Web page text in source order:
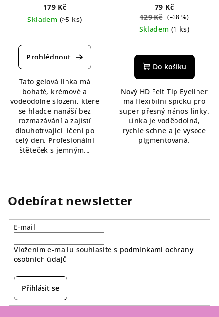
179 Kč
Skladem (>5 ks)
hodnocení
produktu
z
5
hvězdiček.
Tato gelová linka má
bohaté, krémové a
voděodolné složení, které
se hladce nanáší bez
rozmazávání a zajistí
dlouhotrvající líčení po
celý den. Profesionální
štěteček s jemným...
79 Kč
129 Kč (–38 %)
Skladem (1 ks)
hodnocení
produktu
z
5
hvězdiček.
Do košíku
Nový HD Felt Tip Eyeliner
má flexibilní špičku pro
super přesný nános linky.
Linka je voděodolná,
rychle schne a je vysoce
pigmentovaná.
Odebírat newsletter
E-mail
Vložením e-mailu souhlasíte s podmínkami ochrany
osobních údajů
Přihlásit se